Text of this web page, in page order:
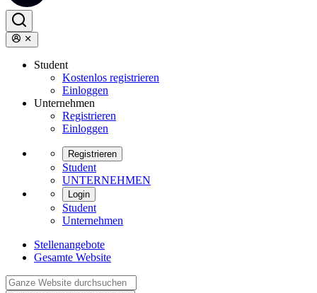
Student
Kostenlos registrieren
Einloggen
Unternehmen
Registrieren
Einloggen
Registrieren
Student
UNTERNEHMEN
Login
Student
Unternehmen
Stellenangebote
Gesamte Website